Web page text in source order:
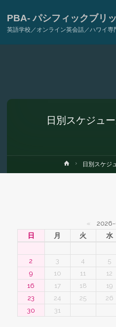
PBA- パシフィックブリ
英語学校／オンライン英会話／ハワイ専
日別スケジュ
ホ
ー
日別スケジ
«
日
月 火 水
2
3 4 5
9
10 11 12
16
17 18 19
23
24 25 26
30
31